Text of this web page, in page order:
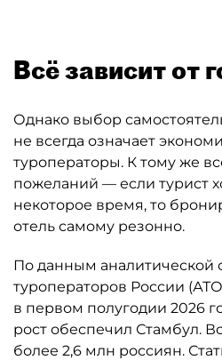
Всё зависит от
Однако выбор
не всегда означает
туроператоры. К тому же
пожеланий — если турист
некоторое время, то
отель самому резонно.
По данным аналитической
туроператоров России
в первом полугодии 2026
рост обеспечил Стамбул.
более 2,6 млн россиян.